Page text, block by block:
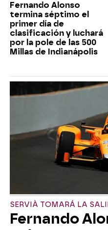
Fernando Alonso
termina séptimo el
primer día de
clasificación y luchará
por la pole de las 500
Millas de Indianápolis
SERVIÀ TOMARÁ LA
Fernando